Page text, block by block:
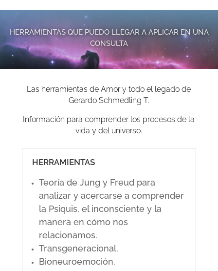
HERRAMIENTAS QUE PUEDO LLEGAR A APLICAR EN UNA
CONSULTA
Las herramientas de Amor y todo el legado de
Gerardo Schmedling T.
Información para comprender los procesos de la
vida y del universo.
HERRAMIENTAS
Teoría de Jung y Freud para
analizar y acercarse a comprender
la Psiquis, el inconsciente y la
manera en cómo nos
relacionamos.
Transgeneracional.
Bioneuroemoción.